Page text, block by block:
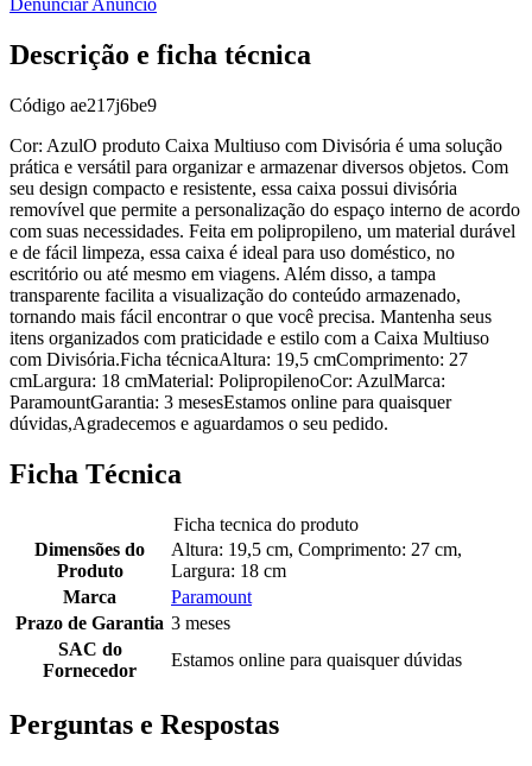
Denunciar Anúncio
Descrição e ficha técnica
Código ae217j6be9
Cor: AzulO produto Caixa Multiuso com Divisória é uma solução
prática e versátil para organizar e armazenar diversos objetos. Com
seu design compacto e resistente, essa caixa possui divisória
removível que permite a personalização do espaço interno de acordo
com suas necessidades. Feita em polipropileno, um material durável
e de fácil limpeza, essa caixa é ideal para uso doméstico, no
escritório ou até mesmo em viagens. Além disso, a tampa
transparente facilita a visualização do conteúdo armazenado,
tornando mais fácil encontrar o que você precisa. Mantenha seus
itens organizados com praticidade e estilo com a Caixa Multiuso
com Divisória.Ficha técnicaAltura: 19,5 cmComprimento: 27
cmLargura: 18 cmMaterial: PolipropilenoCor: AzulMarca:
ParamountGarantia: 3 mesesEstamos online para quaisquer
dúvidas,Agradecemos e aguardamos o seu pedido.
Ficha Técnica
Ficha tecnica do produto
Dimensões do
Produto
Altura: 19,5 cm, Comprimento: 27 cm,
Largura: 18 cm
Marca
Paramount
Prazo de Garantia 3 meses
SAC do
Fornecedor
Estamos online para quaisquer dúvidas
Perguntas e Respostas